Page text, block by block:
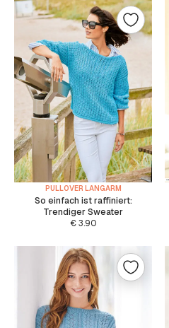
PULLOVER LANGARM
So einfach ist raffiniert:
Trendiger Sweater
€3.90